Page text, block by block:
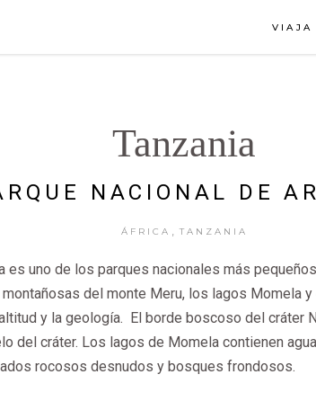
VIAJA
Tanzania
NACIONAL DE
ÁFRICA TANZANIA
es uno de los parques nacionales más
del monte Meru, los lagos Momela
y la geología. El borde boscoso del cráter
del cráter. Los lagos de Momela contienen
rocosos desnudos y bosques frondosos.